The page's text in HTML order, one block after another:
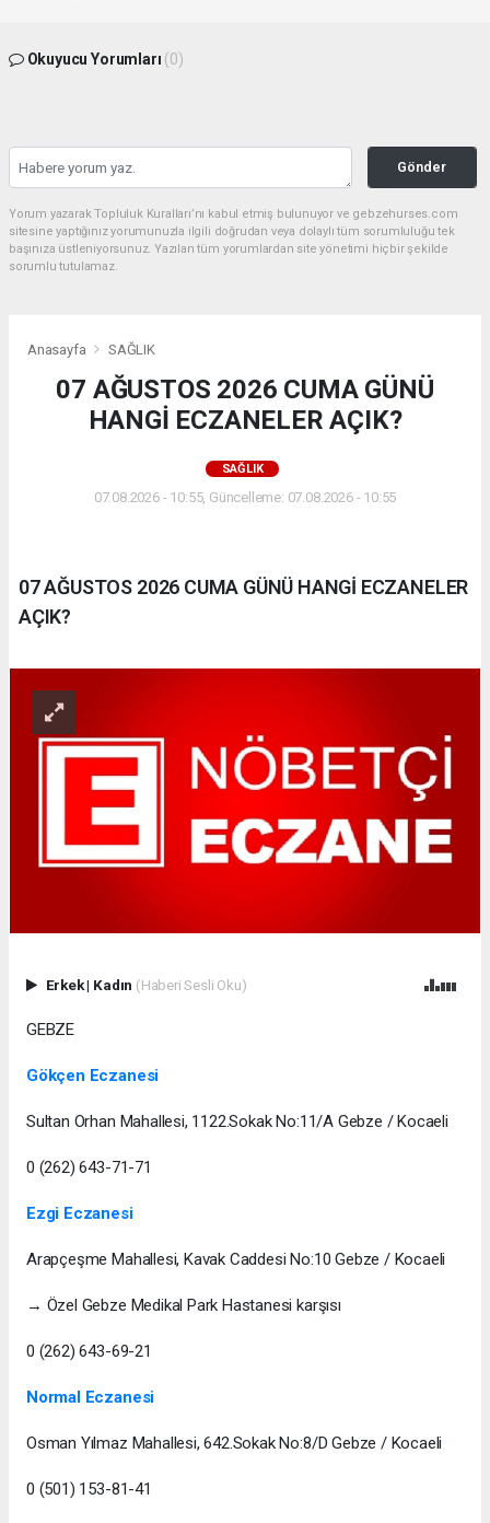
Okuyucu Yorumları (0)
Gönder
Yorum yazarak Topluluk Kuralları’nı kabul etmiş bulunuyor ve gebzehurses.com
sitesine yaptığınız yorumunuzla ilgili doğrudan veya dolaylı tüm sorumluluğu tek
başınıza üstleniyorsunuz. Yazılan tüm yorumlardan site yönetimi hiçbir şekilde
sorumlu tutulamaz.
Anasayfa SAĞLIK
07 AĞUSTOS 2026 CUMA GÜNÜ
HANGİ ECZANELER AÇIK?
SAĞLIK
07.08.2026 - 10:55, Güncelleme: 07.08.2026 - 10:55
07 AĞUSTOS 2026 CUMA GÜNÜ HANGİ ECZANELER
AÇIK?
Erkek| Kadın (Haberi Sesli Oku)
GEBZE
Gökçen Eczanesi
Sultan Orhan Mahallesi, 1122.Sokak No:11/A Gebze / Kocaeli
0 (262) 643-71-71
Ezgi Eczanesi
Arapçeşme Mahallesi, Kavak Caddesi No:10 Gebze / Kocaeli
→ Özel Gebze Medikal Park Hastanesi karşısı
0 (262) 643-69-21
Normal Eczanesi
Osman Yılmaz Mahallesi, 642.Sokak No:8/D Gebze / Kocaeli
0 (501) 153-81-41